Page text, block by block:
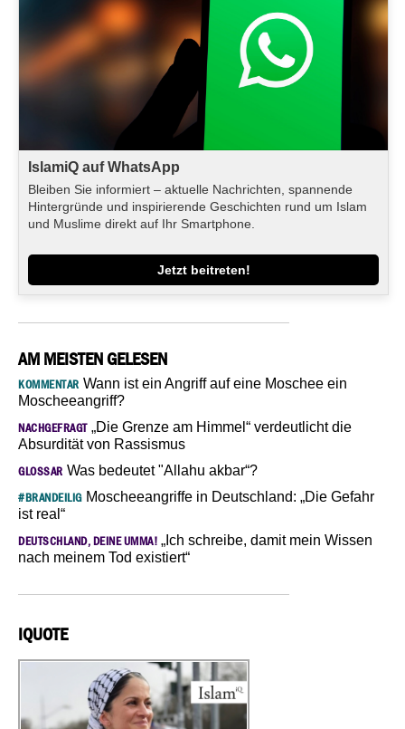
IslamiQ auf WhatsApp
Bleiben Sie informiert – aktuelle Nachrichten, spannende
Hintergründe und inspirierende Geschichten rund um Islam
und Muslime direkt auf Ihr Smartphone.
Jetzt beitreten!
AM MEISTEN GELESEN
KOMMENTAR Wann ist ein Angriff auf eine Moschee ein
Moscheeangriff?
NACHGEFRAGT„Die Grenze am Himmel“ verdeutlicht die
Absurdität von Rassismus
GLOSSAR Was bedeutet "Allahu akbar“?
#BRANDEILIGMoscheeangriffe in Deutschland: „Die Gefahr
ist real“
DEUTSCHLAND, DEINE UMMA! „Ich schreibe, damit mein Wissen
nach meinem Tod existiert“
IQUOTE